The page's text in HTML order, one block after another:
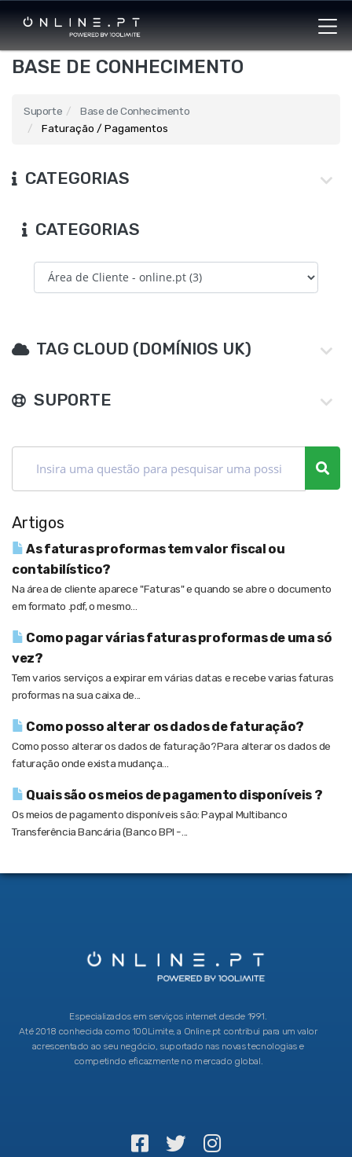
BASE DE CONHECIMENTO
Suporte
Base de Conhecimento
Faturação / Pagamentos
CATEGORIAS
CATEGORIAS
TAG CLOUD (DOMÍNIOS UK)
SUPORTE
Artigos
As faturas proformas tem valor fiscal ou
contabilístico?
Na área de cliente aparece "Faturas" e quando se abre o documento
em formato .pdf, o mesmo...
Como pagar várias faturas proformas de uma só
vez?
Tem varios serviços a expirar em várias datas e recebe varias faturas
proformas na sua caixa de...
Como posso alterar os dados de faturação?
Como posso alterar os dados de faturação?Para alterar os dados de
faturação onde exista mudança...
Quais são os meios de pagamento disponíveis ?
Os meios de pagamento disponíveis são: Paypal Multibanco
Transferência Bancária (Banco BPI -...
Especializados em serviços internet desde 1991.
Até 2018 conhecida como 100Limite, a Online.pt contribui para um valor
acrescentado ao seu negócio, suportado nas novas tecnologias e
competindo eficazmente no mercado global.